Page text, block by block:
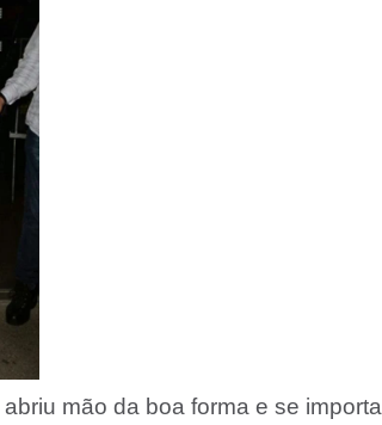
mão da boa forma e se importa